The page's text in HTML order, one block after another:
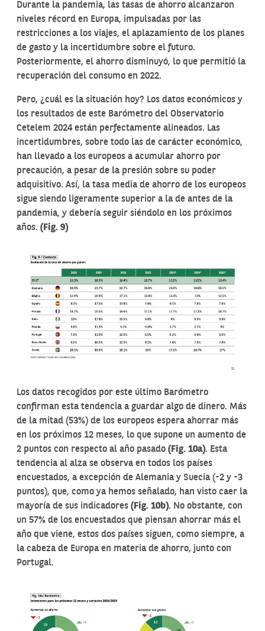
Durante la pandemia, las tasas de ahorro alcanzaron
niveles récord en Europa, impulsadas por las
restricciones a los viajes, el aplazamiento de los planes
de gasto y la incertidumbre sobre el futuro.
Posteriormente, el ahorro disminuyó, lo que permitió la
recuperación del consumo en 2022.
Pero, ¿cuál es la situación hoy? Los datos económicos y
los resultados de este Barómetro del Observatorio
Cetelem 2024 están perfectamente alineados. Las
incertidumbres, sobre todo las de carácter económico,
han llevado a los europeos a acumular ahorro por
precaución, a pesar de la presión sobre su poder
adquisitivo. Así, la tasa media de ahorro de los europeos
sigue siendo ligeramente superior a la de antes de la
pandemia, y debería seguir siéndolo en los próximos
años. (Fig. 9)
Los datos recogidos por este último Barómetro
confirman esta tendencia a guardar algo de dinero. Más
de la mitad (53%) de los europeos espera ahorrar más
en los próximos 12 meses, lo que supone un aumento de
2 puntos con respecto al año pasado (Fig. 10a). Esta
tendencia al alza se observa en todos los países
encuestados, a excepción de Alemania y Suecia (-2 y -3
puntos), que, como ya hemos señalado, han visto caer la
mayoría de sus indicadores (Fig. 10b). No obstante, con
un 57% de los encuestados que piensan ahorrar más el
año que viene, estos dos países siguen, como siempre, a
la cabeza de Europa en materia de ahorro, junto con
Portugal.